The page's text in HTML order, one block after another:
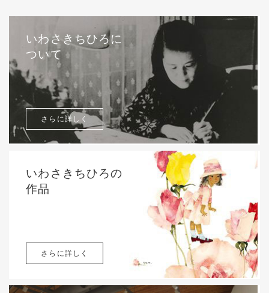
いわさきちひろに
ついて
さらに詳しく
いわさきちひろの
作品
さらに詳しく